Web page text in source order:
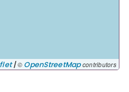
|© OpenStreetMapcontributors